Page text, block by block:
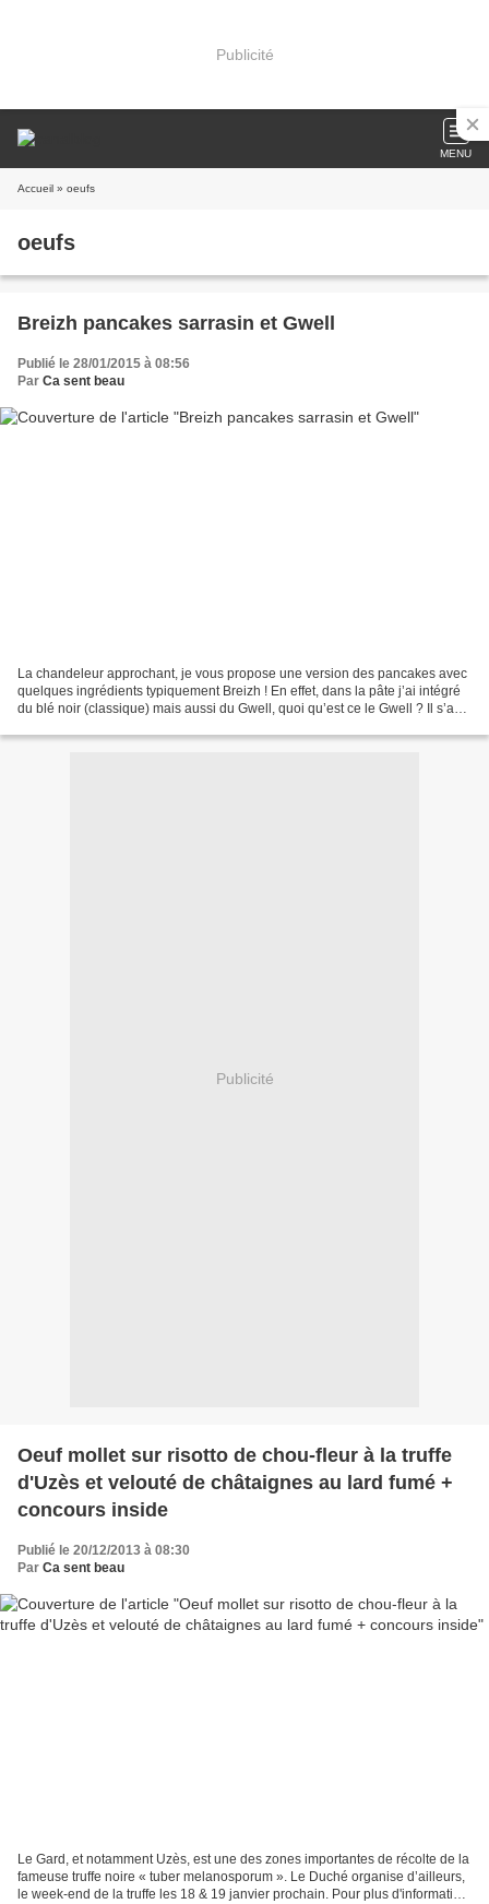
Publicité
MENU
Accueil » oeufs
oeufs
Breizh pancakes sarrasin et Gwell
Publié le 28/01/2015 à 08:56
Par Ca sent beau
La chandeleur approchant, je vous propose une version des pancakes avec
quelques ingrédients typiquement Breizh ! En effet, dans la pâte j’ai intégré
du blé noir (classique) mais aussi du Gwell, quoi qu’est ce le Gwell ? Il s’agit
Publicité
Oeuf mollet sur risotto de chou-fleur à la truffe
d'Uzès et velouté de châtaignes au lard fumé +
concours inside
Publié le 20/12/2013 à 08:30
Par Ca sent beau
Le Gard, et notamment Uzès, est une des zones importantes de récolte de la
fameuse truffe noire « tuber melanosporum ». Le Duché organise d’ailleurs,
le week-end de la truffe les 18 & 19 janvier prochain. Pour plus d'information